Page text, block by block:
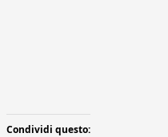
Condividi questo: